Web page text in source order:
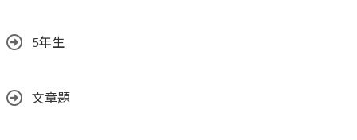
5年生
文章題